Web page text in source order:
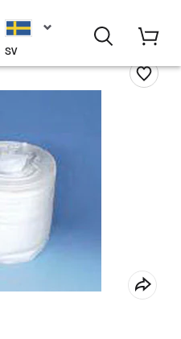
SV